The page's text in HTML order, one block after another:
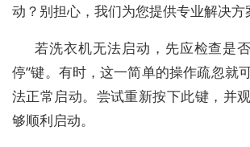
动？别担心，我们为您提供专业解决方
若洗衣机无法启动，先应检查是
停”键。有时，这一简单的操作疏忽就
法正常启动。尝试重新按下此键，并
够顺利启动。